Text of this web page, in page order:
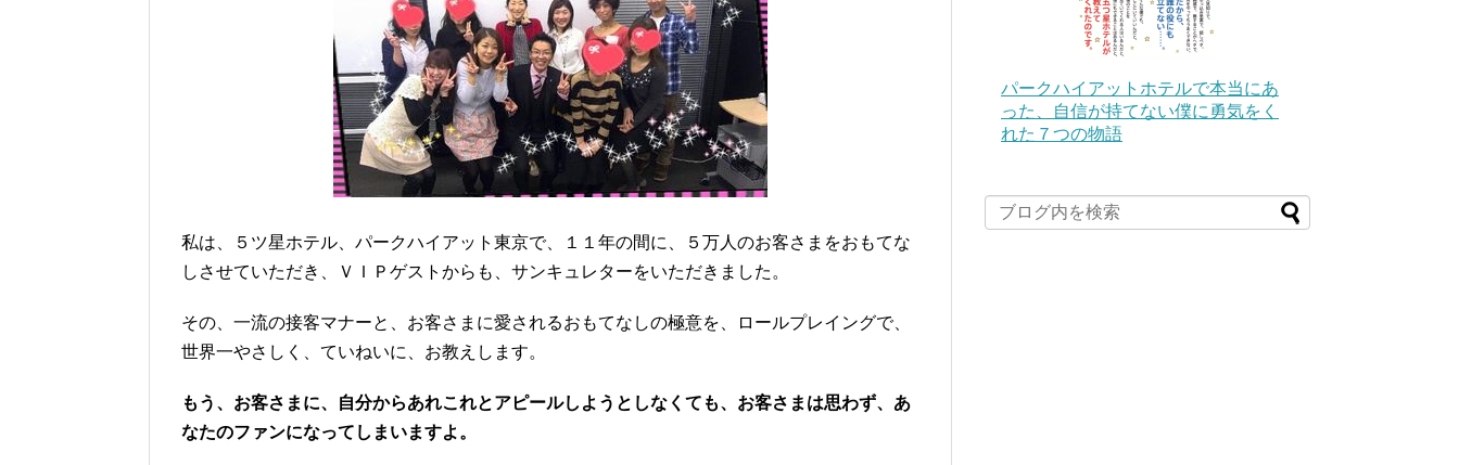
私は、５ツ星ホテル、パークハイアット東京で、１１年の間に、５万人のお客さまをおもてな
しさせていただき、ＶＩＰゲストからも、サンキュレターをいただきました。
その、一流の接客マナーと、お客さまに愛されるおもてなしの極意を、ロールプレイングで、
世界一やさしく、ていねいに、お教えします。
もう、お客さまに、自分からあれこれとアピールしようとしなくても、お客さまは思わず、あ
なたのファンになってしまいますよ。
パークハイアットホテルで本当にあ
った、自信が持てない僕に勇気をく
れた７つの物語